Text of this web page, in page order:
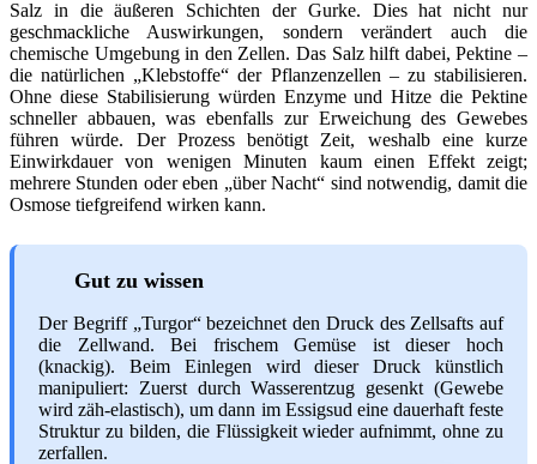
Salz in die äußeren Schichten der Gurke. Dies hat nicht nur
geschmackliche Auswirkungen, sondern verändert auch die
chemische Umgebung in den Zellen. Das Salz hilft dabei, Pektine –
die natürlichen „Klebstoffe“ der Pflanzenzellen – zu stabilisieren.
Ohne diese Stabilisierung würden Enzyme und Hitze die Pektine
schneller abbauen, was ebenfalls zur Erweichung des Gewebes
führen würde. Der Prozess benötigt Zeit, weshalb eine kurze
Einwirkdauer von wenigen Minuten kaum einen Effekt zeigt;
mehrere Stunden oder eben „über Nacht“ sind notwendig, damit die
Osmose tiefgreifend wirken kann.
Gut zu wissen
Der Begriff „Turgor“ bezeichnet den Druck des Zellsafts auf
die Zellwand. Bei frischem Gemüse ist dieser hoch
(knackig). Beim Einlegen wird dieser Druck künstlich
manipuliert: Zuerst durch Wasserentzug gesenkt (Gewebe
wird zäh-elastisch), um dann im Essigsud eine dauerhaft feste
Struktur zu bilden, die Flüssigkeit wieder aufnimmt, ohne zu
zerfallen.